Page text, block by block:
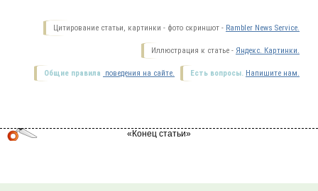
Цитирование статьи, картинки - фото скриншот - Rambler News Service.
Иллюстрация к статье - Яндекс. Картинки.
Есть вопросы. Напишите нам.
Общие правила поведения на сайте.